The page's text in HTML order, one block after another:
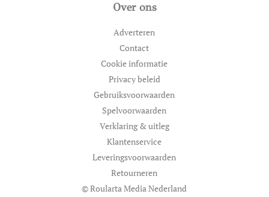
Over ons
Adverteren
Contact
Cookie informatie
Privacy beleid
Gebruiksvoorwaarden
Spelvoorwaarden
Verklaring & uitleg
Klantenservice
Leveringsvoorwaarden
Retourneren
© Roularta Media Nederland